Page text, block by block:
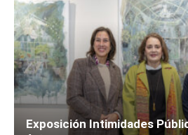
Exposición Intimidades